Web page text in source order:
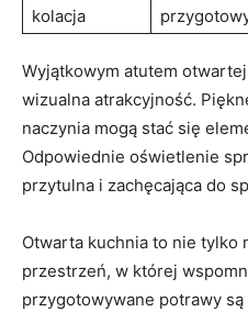
kolacja
Wyjątkowym atutem
wizualna atrakcyjność.
naczynia mogą stać się
Odpowiednie oświetlenie
przytulna i zachęcająca do
Otwarta kuchnia to nie tylko
przestrzeń, w której
przygotowywane potrawy